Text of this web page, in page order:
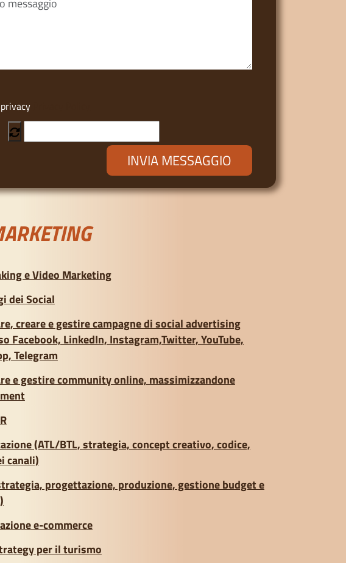
e Video Marketing
dei Social
creare e gestire campagne di social advertising
Facebook, LinkedIn, Instagram,Twitter, YouTube,
Telegram
e gestire community online, massimizzandone
(ATL/BTL, strategia, concept creativo, codice,
canali)
progettazione, produzione, gestione budget e
e-commerce
per il turismo